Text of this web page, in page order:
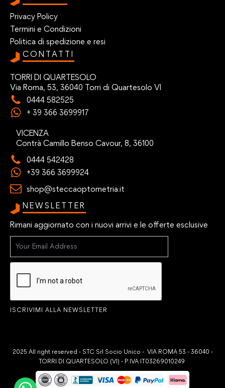
Privacy Policy
Termini e Condizioni
Politica di spedizione e resi
CONTATTI
TORRI DI QUARTESOLO
Via Roma, 53, 36040 Torri di Quartesolo VI
0444 582525
+ 39 366 3699917
VICENZA
Contrà Camillo Benso Cavour, 8, 36100
0444 542428
+39 366 3699924
shop@steccaoptometria.it
NEWSLETTER
Rimani aggiornato con i nuovi arrivi e le offerte esclusive
ISCRIVIMI ALLA NEWSLETTER
2025 All right reserved - STC Srl Socio Unico - VIA ROMA 53 - 36040 -
TORRI DI QUARTESOLO (VI) - P.IVA IT03269010249